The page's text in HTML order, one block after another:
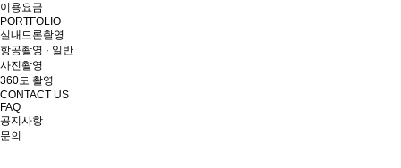
이용요금
PORTFOLIO
실내드론촬영
항공촬영 · 일반
사진촬영
360도 촬영
CONTACT US
FAQ
공지사항
문의